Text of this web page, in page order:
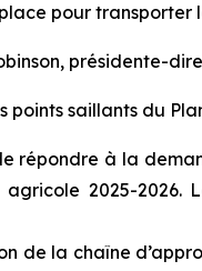
pour transporter
présidente-
points saillants du
répondre à la
agricole 2025-2026.
de la chaîne